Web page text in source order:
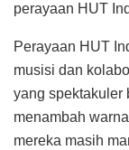
perayaan HUT
Perayaan HUT
musisi dan
yang spektakuler
menambah
mereka masih